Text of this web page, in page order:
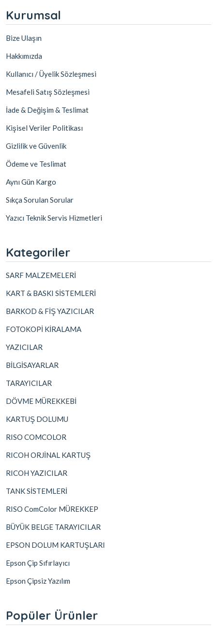
Kurumsal
Bize Ulaşın
Hakkımızda
Kullanıcı / Üyelik Sözleşmesi
Mesafeli Satış Sözleşmesi
İade & Değişim & Teslimat
Kişisel Veriler Politikası
Gizlilik ve Güvenlik
Ödeme ve Teslimat
Aynı Gün Kargo
Sıkça Sorulan Sorular
Yazıcı Teknik Servis Hizmetleri
Kategoriler
SARF MALZEMELERİ
KART & BASKI SİSTEMLERİ
BARKOD & FİŞ YAZICILAR
FOTOKOPİ KİRALAMA
YAZICILAR
BİLGİSAYARLAR
TARAYICILAR
DÖVME MÜREKKEBİ
KARTUŞ DOLUMU
RISO COMCOLOR
RICOH ORJİNAL KARTUŞ
RICOH YAZICILAR
TANK SİSTEMLERİ
RISO ComColor MÜREKKEP
BÜYÜK BELGE TARAYICILAR
EPSON DOLUM KARTUŞLARI
Epson Çip Sıfırlayıcı
Epson Çipsiz Yazılım
Popüler Ürünler